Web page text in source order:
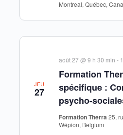
Montreal, Québec,
JEU
27
Formation
spécifique :
psycho-
août 27 @ 9 h 30 min -
Formation Therra 25,
Wépion, Belgium